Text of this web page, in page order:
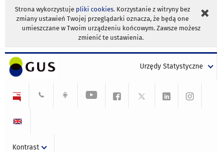
Strona wykorzystuje pliki cookies. Korzystanie z witryny bez
zmiany ustawień Twojej przeglądarki oznacza, że będą one
umieszczane w Twoim urządzeniu końcowym. Zawsze możesz
zmienić te ustawienia.
Urzędy Statystyczne
Kontrast